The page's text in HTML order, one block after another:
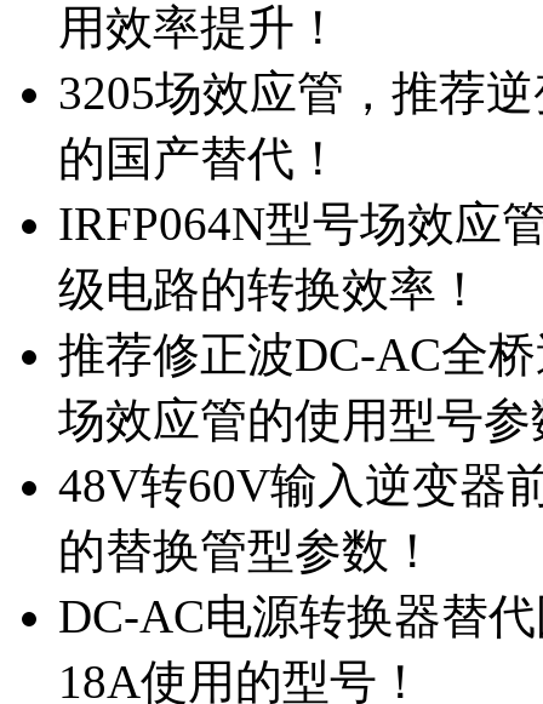
用效率提升！
3205场效应管，推荐
的国产替代！
IRFP064N型号场效应
级电路的转换效率！
推荐修正波DC-AC全
场效应管的使用型号参
48V转60V输入逆变器
的替换管型参数！
DC-AC电源转换器替
18A使用的型号！